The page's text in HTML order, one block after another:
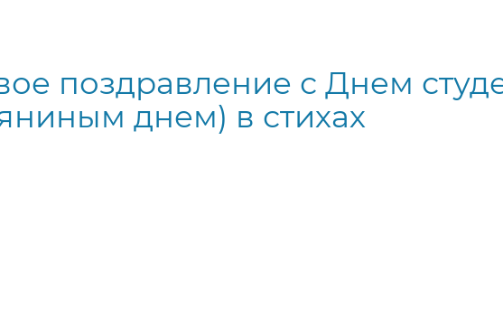
поздравление с Днем
днем) в стихах